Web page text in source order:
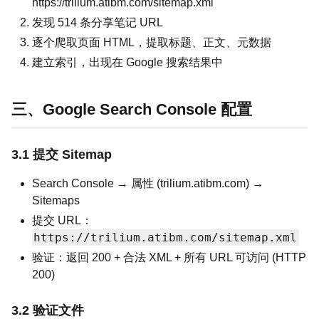
发现 514 条分享笔记 URL
逐个爬取页面 HTML，提取标题、正文、元数据
建立索引，出现在 Google 搜索结果中
三、Google Search Console 配置
3.1 提交 Sitemap
Search Console → 属性 (trilium.atibm.com) →
Sitemaps
提交 URL：
https://trilium.atibm.com/sitemap.xml
验证：返回 200 + 合法 XML + 所有 URL 可访问 (HTTP
200)
3.2 验证文件